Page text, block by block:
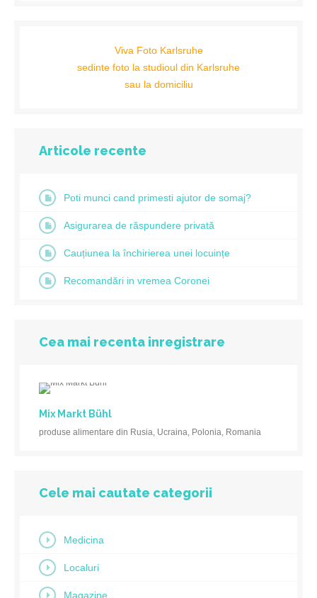
Viva Foto Karlsruhe
sedinte foto la studioul din Karlsruhe
sau la domiciliu
Articole recente
Poti munci cand primesti ajutor de somaj?
Asigurarea de răspundere privată
Cauțiunea la închirierea unei locuințe
Recomandări in vremea Coronei
Cea mai recenta inregistrare
Mix Markt Bühl
produse alimentare din Rusia, Ucraina, Polonia, Romania
Cele mai cautate categorii
Medicina
Localuri
Magazine